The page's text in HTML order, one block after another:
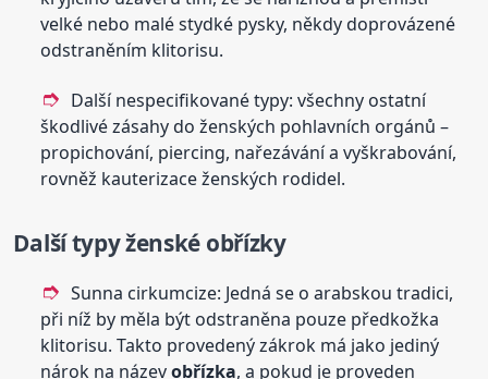
velké nebo malé stydké pysky, někdy doprovázené
odstraněním klitorisu.
Další nespecifikované typy: všechny ostatní
škodlivé zásahy do ženských pohlavních orgánů –
propichování, piercing, nařezávání a vyškrabování,
rovněž kauterizace ženských rodidel.
Další typy ženské obřízky
Sunna cirkumcize: Jedná se o arabskou tradici,
při níž by měla být odstraněna pouze předkožka
klitorisu. Takto provedený zákrok má jako jediný
nárok na názevobřízka, a pokud je proveden